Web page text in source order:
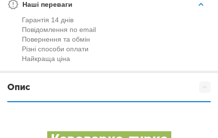
Наші переваги
Гарантія 14 днів
Повідомлення по email
Повернення та обмін
Різні способи оплати
Найкраща ціна
Опис